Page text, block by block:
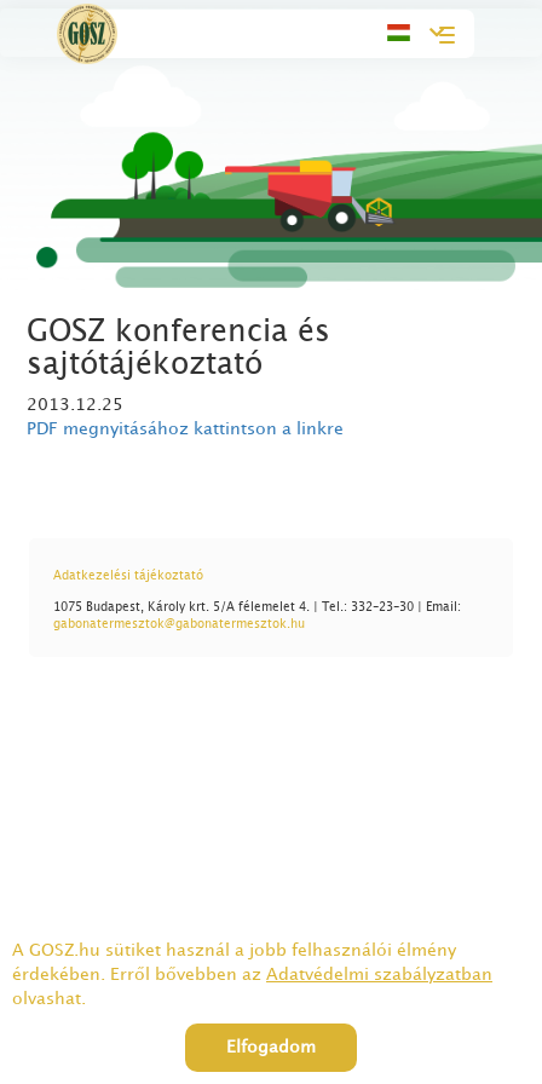
Toggle
GOSZ konferencia és
sajtótájékoztató
2013.12.25
PDF megnyitásához kattintson a linkre
Adatkezelési tájékoztató
1075 Budapest, Károly krt. 5/A félemelet 4. | Tel.: 332-23-30 | Email:
gabonatermesztok@gabonatermesztok.hu
A GOSZ.hu sütiket használ a jobb felhasználói élmény
érdekében. Erről bővebben az Adatvédelmi szabályzatban
olvashat.
Elfogadom